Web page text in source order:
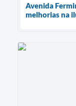
Avenida
melhorias na